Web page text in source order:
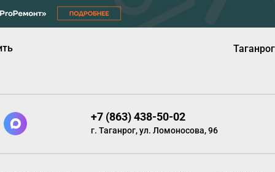
Таганрог
+7 (863) 438-50-02
г. Таганрог, ул. Ломоносова, 96